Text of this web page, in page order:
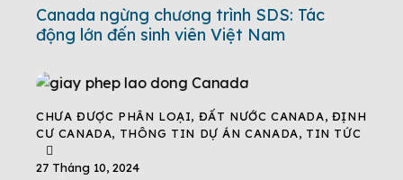
Canada ngừng chương trình SDS: Tác
động lớn đến sinh viên Việt Nam
CHƯA ĐƯỢC PHÂN LOẠI, ĐẤT NƯỚC CANADA, ĐỊNH
CƯ CANADA, THÔNG TIN DỰ ÁN CANADA, TIN TỨC
27 Tháng 10, 2024